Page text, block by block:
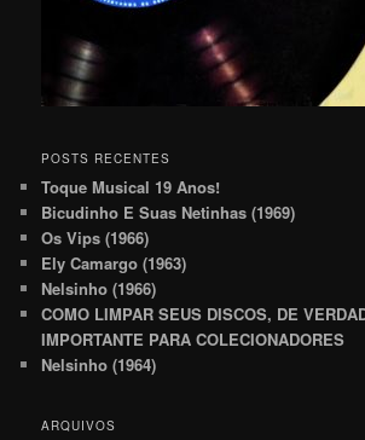
POSTS RECENTES
Toque Musical 19 Anos!
Bicudinho E Suas Netinhas (1969)
Os Vips (1966)
Ely Camargo (1963)
Nelsinho (1966)
COMO LIMPAR SEUS DISCOS, DE
IMPORTANTE PARA COLECIONADORES
Nelsinho (1964)
ARQUIVOS